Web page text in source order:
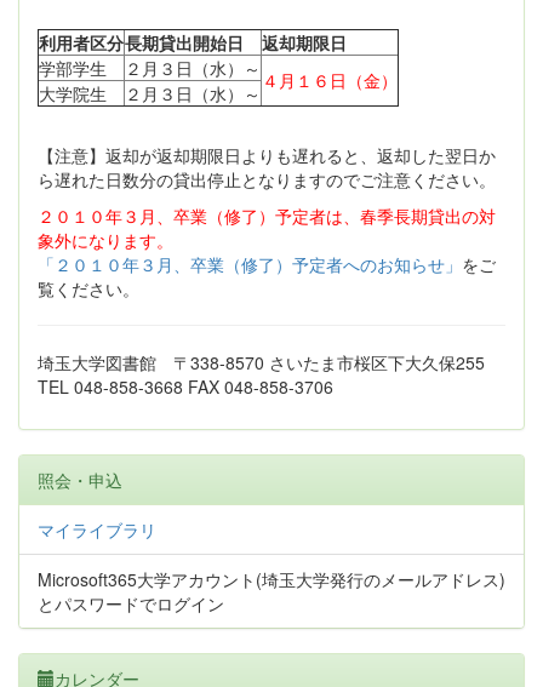
利用者区分長期貸出開始日
返却期限日
学部学生
２月３日（水）～ ４月１６日（金）
大学院生 ２月３日（水）～
【注意】返却が返却期限日よりも遅れると、返却した翌日か
ら遅れた日数分の貸出停止となりますのでご注意ください。
２０１０年３月、卒業（修了）予定者は、春季長期貸出の対
象外になります。
「２０１０年３月、卒業（修了）予定者へのお知らせ」 をご
覧ください。
埼玉大学図書館 〒338-8570 さいたま市桜区下大久保255
TEL 048-858-3668 FAX 048-858-3706
照会・申込
マイライブラリ
Microsoft365大学アカウント(埼玉大学発行のメールアドレス)
とパスワードでログイン
カレンダー